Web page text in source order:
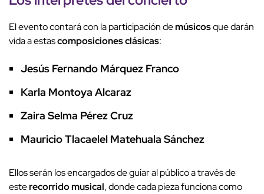
El evento contará con la participación demúsicosque darán
vida a estascomposiciones clásicas:
Jesús Fernando Márquez Franco
Karla Montoya Alcaraz
Zaira Selma Pérez Cruz
Mauricio Tlacaelel Matehuala Sánchez
Ellos serán los encargados de guiar al público a través de
esterecorrido musical, donde cada pieza funciona como